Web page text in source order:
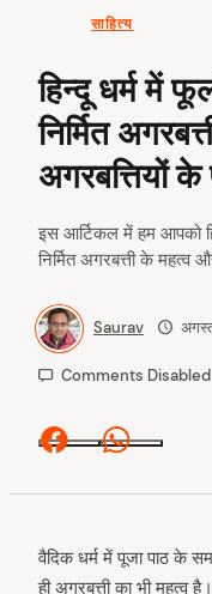
साहित्य
हिन्दू धर्म में
निर्मित
अगरबत्तियों के
इस आर्टिकल में हम आपको
निर्मित अगरबत्ती के महत्व
Saurav
Comments Disabled
Facebook
वैदिक धर्म में पूजा पाठ के
ही अगरबत्ती का भी महत्व